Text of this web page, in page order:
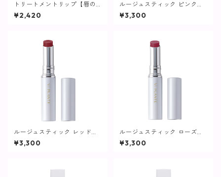
トリートメントリップ【唇の
美容液】
¥2,420
ルージュスティック ピンクベ
ージュ【ヴィプランツ】
¥3,300
ルージュスティック レッドブ
ラウン【ヴィプランツ】
¥3,300
ルージュスティック ローズレ
ッド【ヴィプランツ】
¥3,300